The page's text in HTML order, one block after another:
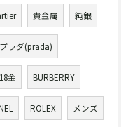
貴金属 純銀
プラダ(prada)
18金 BURBERRY
ROLEX メンズ